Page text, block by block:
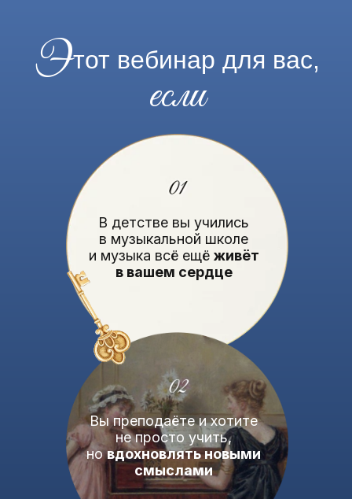
В детстве вы учились
в музыкальной школе
и музыка всё ещё живёт
в вашем сердце
Вы преподаёте и хотите
не просто учить,
новдохновлять новыми
смыслами
если
Этот вебинар для вас,